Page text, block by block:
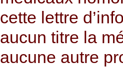
cette lettre
aucun titre la
aucune autre